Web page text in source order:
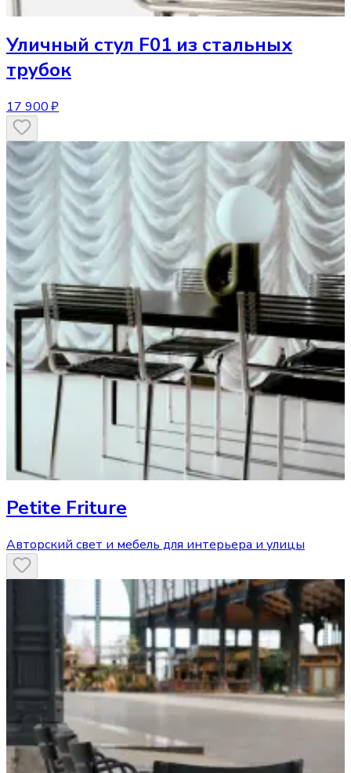
Уличный стул F01 из стальных
трубок
17 900 ₽
Petite Friture
Авторский свет и мебель для интерьера и улицы